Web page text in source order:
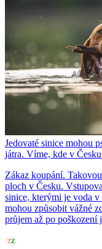
Jedovaté sinice mohou
játra. Víme, kde v
Zákaz koupání.
ploch v Česku.
sinice, kterými je voda
mohou způsobit vážné
průjem až po poškození